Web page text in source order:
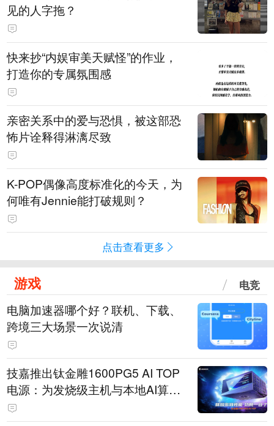
见的人字拖？
快来抄“内娱审美天赋怪”的作业，
打造你的专属氛围感
亲密关系中的爱与恐惧，被这部恐
怖片诠释得淋漓尽致
K-POP偶像高度标准化的今天，为
何唯有Jennie能打破规则？
点击查看更多
游戏 电竞
电脑加速器哪个好？联机、下载、
跨境三大场景一次说清
技嘉推出钛金雕1600PG5 AI TOP
电源：为发烧级主机与本地AI算力
打造旗舰供电方案